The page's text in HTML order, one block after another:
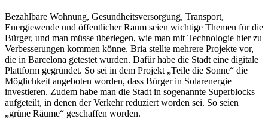
Bezahlbare Wohnung, Gesundheitsversorgung, Transport,
Energiewende und öffentlicher Raum seien wichtige Themen für die
Bürger, und man müsse überlegen, wie man mit Technologie hier zu
Verbesserungen kommen könne. Bria stellte mehrere Projekte vor,
die in Barcelona getestet wurden. Dafür habe die Stadt eine digitale
Plattform gegründet. So sei in dem Projekt „Teile die Sonne“ die
Möglichkeit angeboten worden, dass Bürger in Solarenergie
investieren. Zudem habe man die Stadt in sogenannte Superblocks
aufgeteilt, in denen der Verkehr reduziert worden sei. So seien
„grüne Räume“ geschaffen worden.